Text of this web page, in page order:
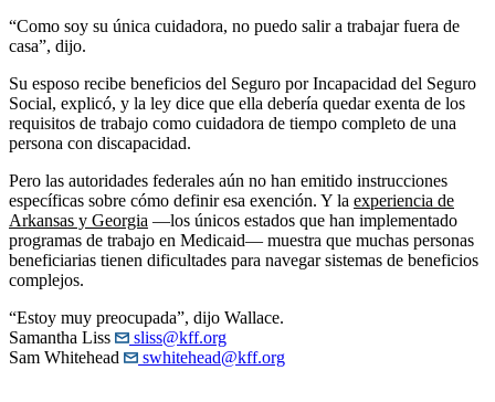
“Como soy su única cuidadora, no puedo salir a trabajar fuera de
casa”, dijo.
Su esposo recibe beneficios del Seguro por Incapacidad del Seguro
Social, explicó, y la ley dice que ella debería quedar exenta de los
requisitos de trabajo como cuidadora de tiempo completo de una
persona con discapacidad.
Pero las autoridades federales aún no han emitido instrucciones
específicas sobre cómo definir esa exención. Y la experiencia de
Arkansas y Georgia —los únicos estados que han implementado
programas de trabajo en Medicaid— muestra que muchas personas
beneficiarias tienen dificultades para navegar sistemas de beneficios
complejos.
“Estoy muy preocupada”, dijo Wallace.
Samantha Liss
sliss@kff.org
Sam Whitehead
swhitehead@kff.org